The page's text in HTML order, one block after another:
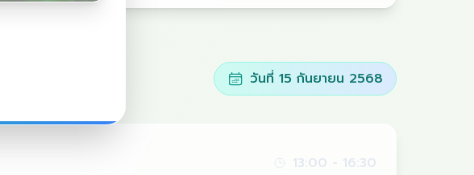
วันที่ 15 กันยายน 2568
13:00 - 16:30